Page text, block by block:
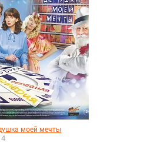
моей мечты